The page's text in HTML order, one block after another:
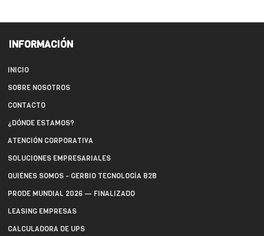
INFORMACIÓN
INICIO
SOBRE NOSOTROS
CONTACTO
¿DÓNDE ESTAMOS?
ATENCIÓN CORPORATIVA
SOLUCIONES EMPRESARIALES
QUIÉNES SOMOS - GERBIO TECNOLOGÍA B2B
PRODE MUNDIAL 2026 — FINALIZADO
LEASING EMPRESAS
CALCULADORA DE UPS